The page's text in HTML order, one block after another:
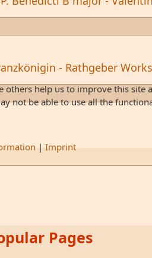
- Rathgeber Works
Pages
help us to improve this site
not be able to use all the
| Imprint